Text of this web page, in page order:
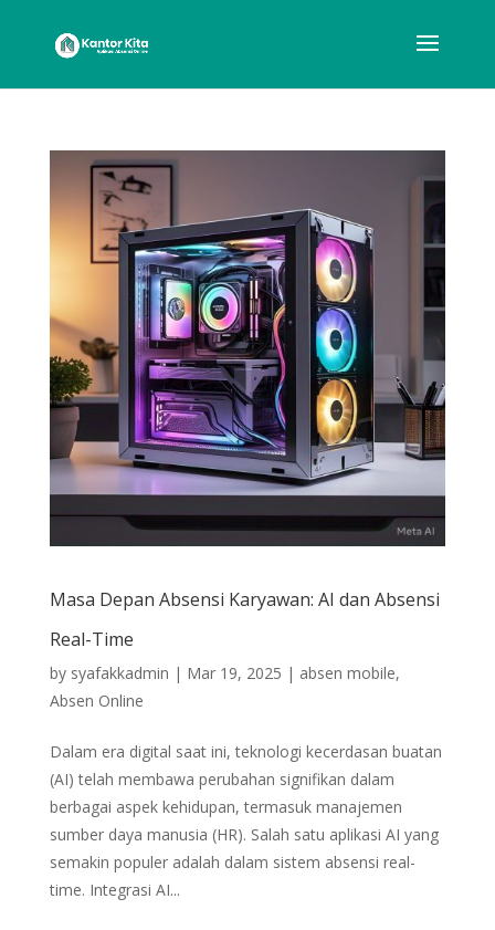
Masa Depan Absensi Karyawan: AI dan Absensi
Real-Time
by syafakkadmin | Mar 19, 2025 | absen mobile,
Absen Online
Dalam era digital saat ini, teknologi kecerdasan buatan
(AI) telah membawa perubahan signifikan dalam
berbagai aspek kehidupan, termasuk manajemen
sumber daya manusia (HR). Salah satu aplikasi AI yang
semakin populer adalah dalam sistem absensi real-
time. Integrasi AI...